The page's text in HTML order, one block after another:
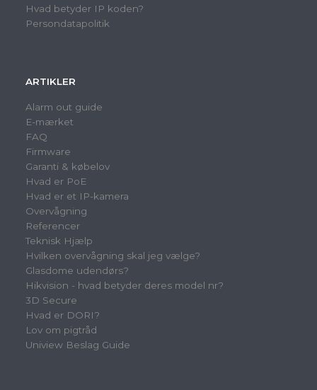
Hvad betyder IP koden?
Persondatapolitik
ARTIKLER
Alarm out guide
E-mærket
FAQ
Firmware
Garanti & købelov
Hvad er PoE
Hvad er et IP-kamera
Overvågning
Referencer
Teknisk Hjælp
Hvilken overvågning skal jeg vælge?
Glasdome udendørs?
Hikvision - hvad betyder deres model nr?
3D Secure
Hvad er DORI?
Lov om pigtråd
Uniview Beslag Guide